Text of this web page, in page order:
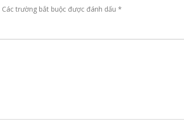
Các trường bắt buộc được đánh dấu *